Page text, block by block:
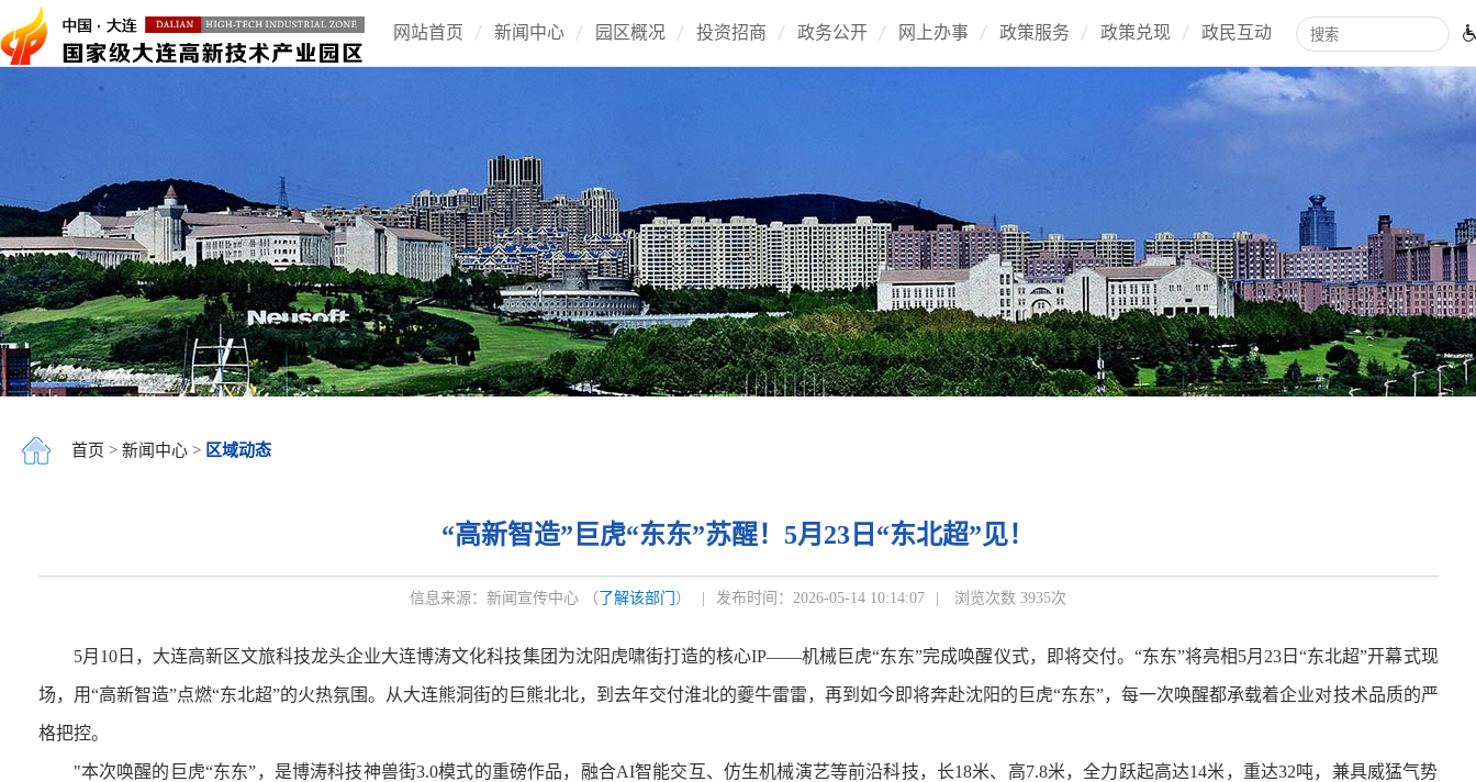
网站首页 新闻中心 园区概况 投资招商 政务公开 网上办事 政策服务 政策兑现 政民互动
首页 > 新闻中心>区域动态
“高新智造”巨虎“东东”苏醒！5月23日“东北超”见！
信息来源：新闻宣传中心 （ 了解该部门 ） 发布时间：2026-05-14 10:14:07 浏览次数 3935次
5月10日， 大连高新区文旅科技龙头企业大连博涛文化科技集团 为沈阳虎啸街打造的核心IP——机械巨虎“东东”完成唤醒仪式， 即将交付。 “东东”将亮相5月23日“东北超”开幕式现
场， 用“高新智造”点燃“东北超”的火热氛围。 从大连熊洞街的巨熊北北， 到去年交付淮北的夔牛雷雷，再到如今即将奔赴沈阳的巨虎“东东”，每一次唤醒都承载着企业对技术品质的严
格把控。
"本次唤醒的巨虎“东东”，是博涛科技神兽街3.0模式的重磅作品，融合AI智能交互、仿生机械演艺等前沿科技，长18米、高7.8米，全力跃起高达14米，重达32吨，兼具威猛气势